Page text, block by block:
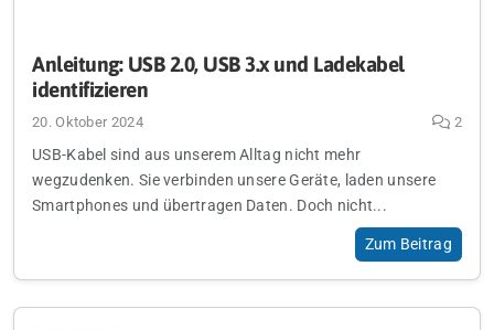
Anleitung: USB 2.0, USB 3.x und Ladekabel
identifizieren
20. Oktober 2024 2
USB-Kabel sind aus unserem Alltag nicht mehr
wegzudenken. Sie verbinden unsere Geräte, laden unsere
Smartphones und übertragen Daten. Doch nicht...
Zum Beitrag